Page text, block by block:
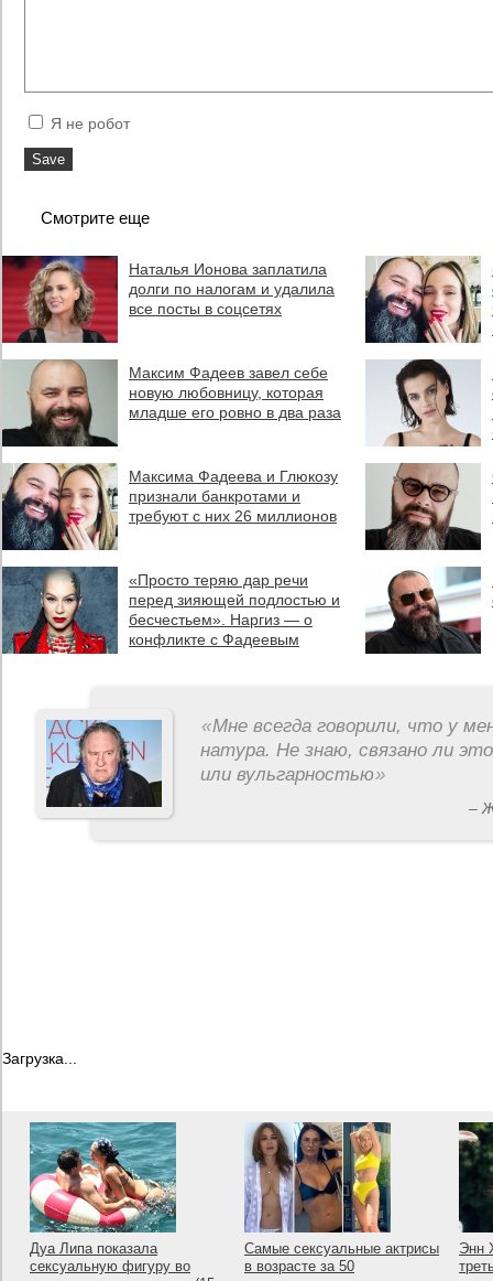
Я не робот
Смотрите еще
Наталья Ионова заплатила
долги по налогам и удалила
все посты в соцсетях
Максим Фадеев завел себе
новую любовницу, которая
младше его ровно в два раза
Максима Фадеева и Глюкозу
признали банкротами и
требуют с них 26 миллионов
«Просто теряю дар речи
перед зияющей подлостью и
бесчестьем». Наргиз — о
конфликте с Фадеевым
«Мне всегда говорили, что у
натура. Не знаю, связано ли
или вульгарностью»
–
Загрузка...
Дуа Липа показала
сексуальную фигуру во
Самые сексуальные актрисы
в возрасте за 50
Энн